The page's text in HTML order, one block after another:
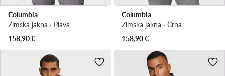
Columbia
Zimska jakna · Plava
158,90€
Columbia
Zimska jakna · Crna
158,90€